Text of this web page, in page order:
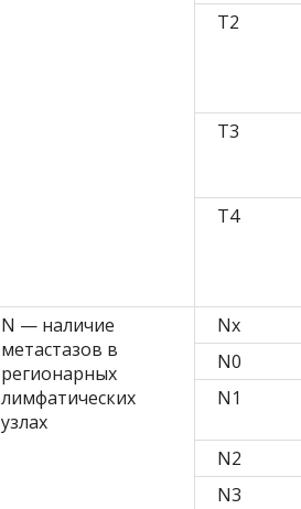
Т2
Т3
Т4
N — наличие
метастазов в
регионарных
лимфатических
узлах
Nx
N0
N1
N2
N3